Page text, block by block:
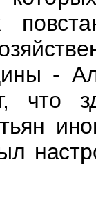
-
что